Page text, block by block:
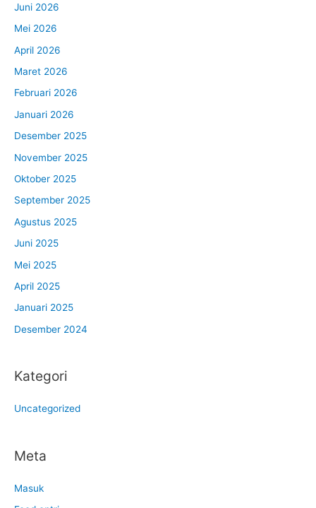
Juni 2026
Mei 2026
April 2026
Maret 2026
Februari 2026
Januari 2026
Desember 2025
November 2025
Oktober 2025
September 2025
Agustus 2025
Juni 2025
Mei 2025
April 2025
Januari 2025
Desember 2024
Kategori
Uncategorized
Meta
Masuk